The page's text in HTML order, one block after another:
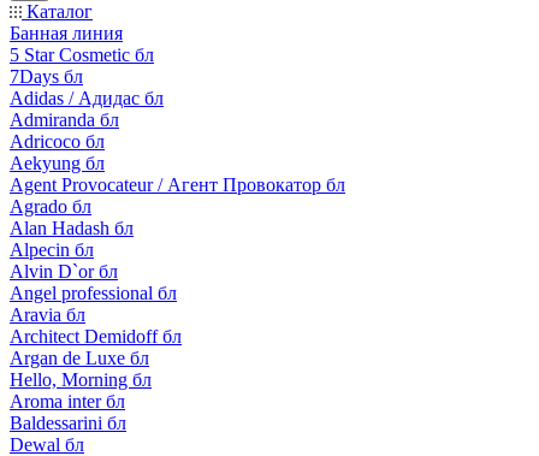
Каталог
Банная линия
5 Star Cosmetic бл
7Days бл
Adidas / Адидас бл
Admiranda бл
Adricoco бл
Aekyung бл
Agent Provocateur / Агент Провокатор бл
Agrado бл
Alan Hadash бл
Alpecin бл
Alvin D`or бл
Angel professional бл
Aravia бл
Architect Demidoff бл
Argan de Luxe бл
Hello, Morning бл
Aroma inter бл
Baldessarini бл
Dewal бл